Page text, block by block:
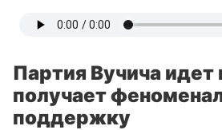
Партия Вучича идет
получает
поддержку